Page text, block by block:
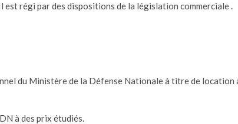
est régi par des dispositions de la législation commerciale .
du Ministère de la Défense Nationale à titre de
à des prix étudiés.